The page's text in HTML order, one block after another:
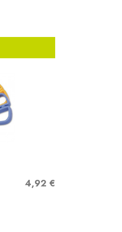
Precio
4,92 €